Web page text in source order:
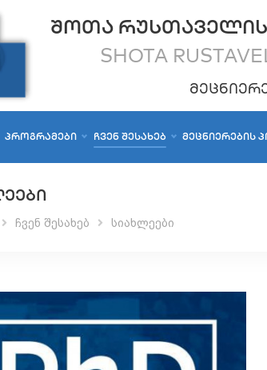
ᲨᲝᲗᲐ
SHOTA
ᲞᲠᲝᲒᲠᲐᲛᲔᲑᲘ ᲩᲕᲔᲜ ᲨᲔᲡᲐᲮᲔᲑ ᲛᲔᲪᲜᲘᲔᲠᲔᲑᲘᲡ
ჩვენ შესახებ სიახლეები